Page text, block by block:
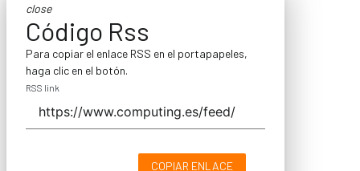
close
Código Rss
Para copiar el enlace RSS en el portapapeles,
haga clic en el botón.
RSS link
COPIAR ENLACE